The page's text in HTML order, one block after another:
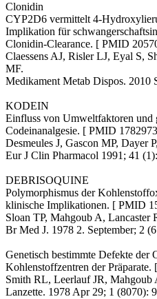
Clonidin
CYP2D6 vermittelt 4-
Implikation für
Clonidin-Clearance. [ PMID
Claessens AJ, Risler LJ, Eyal S,
MF.
Medikament Metab Dispos. 2010
KODEIN
Einfluss von Umweltfaktoren und
Codeinanalgesie. [ PMID
Desmeules J, Gascon MP, Dayer
Eur J Clin Pharmacol 1991; 41
DEBRISOQUINE
Polymorphismus der
klinische Implikationen. [ PMID
Sloan TP, Mahgoub A, Lancaster
Br Med J. 1978 2. September; 2
Genetisch bestimmte Defekte der
Kohlenstoffzentren der
Smith RL, Leerlauf JR, Mahgoub
Lanzette. 1978 Apr 29; 1 (8070):